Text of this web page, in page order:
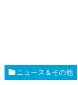
ニュース＆その他